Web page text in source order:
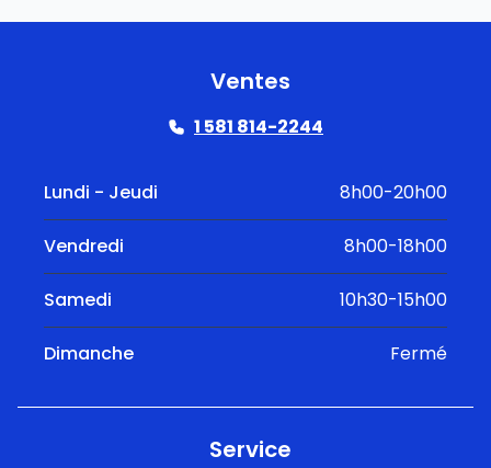
Ventes
1 581 814-2244
Lundi - Jeudi 8h00-20h00
Vendredi 8h00-18h00
Samedi 10h30-15h00
Dimanche Fermé
Service